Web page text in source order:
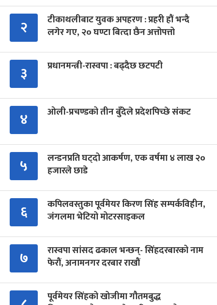
२
टीकाथलीबाट युवक अपहरण : प्रहरी हौं भन्दै
लगेर गए, २० घण्टा बित्दा छैन अत्तोपत्तो
३ प्रधानमन्त्री-रास्वपा : बढ्दैछ छटपटी
४ ओली-प्रचण्डको तीन बुँदेले प्रदेशपिच्छे संकट
५
लन्डनप्रति घट्दो आकर्षण, एक वर्षमा ४ लाख २०
हजारले छाडे
६
कपिलवस्तुका पूर्वमेयर किरण सिंह सम्पर्कविहीन,
जंगलमा भेटियो मोटरसाइकल
७
रास्वपा सांसद ढकाल भन्छन्- सिंहदरबारको नाम
फेरौं, अनामनगर दरबार राखौं
पूर्वमेयर सिंहको खोजीमा गौतमबुद्ध